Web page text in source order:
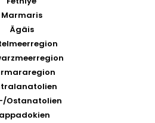
Marmaris
Ägäis
Ostanatolien